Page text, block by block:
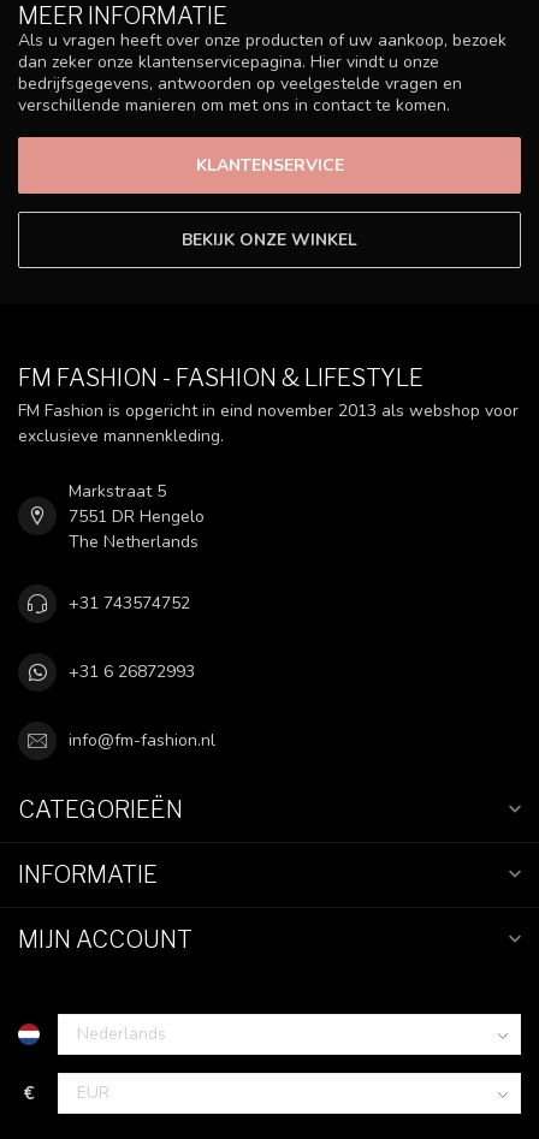
MEER INFORMATIE
Als u vragen heeft over onze producten of uw aankoop, bezoek
dan zeker onze klantenservicepagina. Hier vindt u onze
bedrijfsgegevens, antwoorden op veelgestelde vragen en
verschillende manieren om met ons in contact te komen.
KLANTENSERVICE
BEKIJK ONZE WINKEL
FM FASHION - FASHION & LIFESTYLE
FM Fashion is opgericht in eind november 2013 als webshop voor
exclusieve mannenkleding.
Markstraat 5
7551 DR Hengelo
The Netherlands
+31 743574752
+31 6 26872993
info@fm-fashion.nl
CATEGORIEËN
INFORMATIE
MIJN ACCOUNT
€